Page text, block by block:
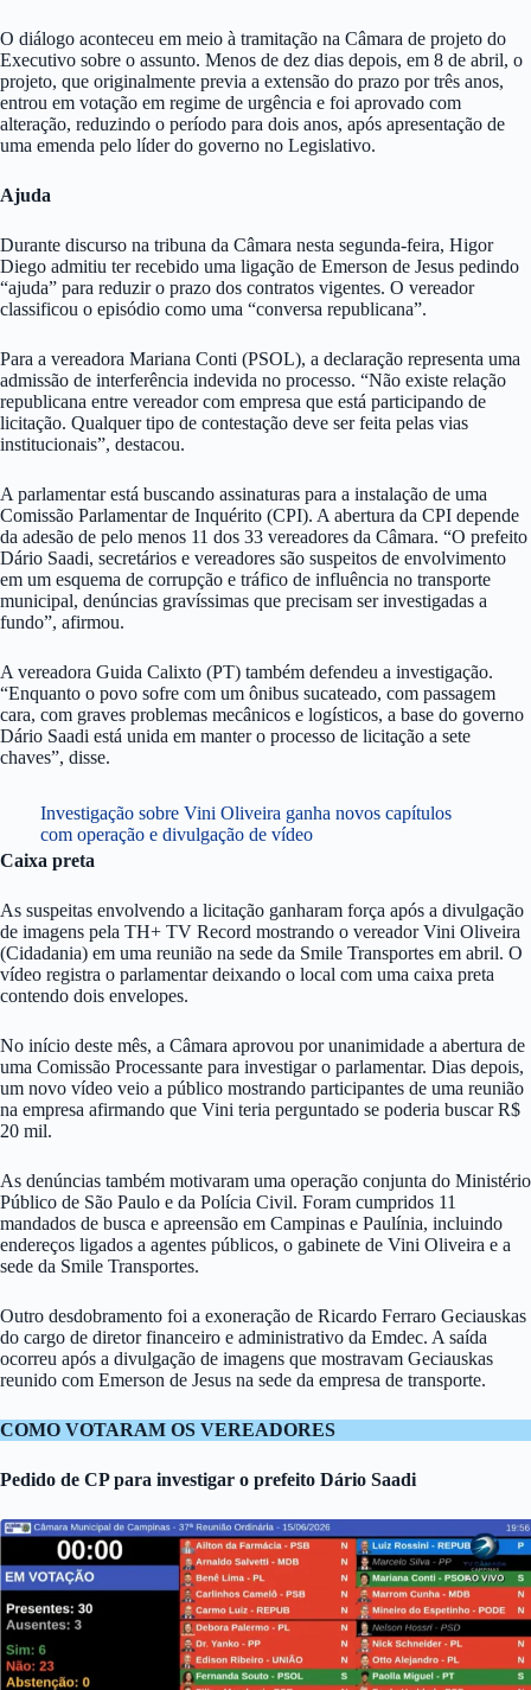
O diálogo aconteceu em meio à tramitação na Câmara de projeto do
Executivo sobre o assunto. Menos de dez dias depois, em 8 de abril, o
projeto, que originalmente previa a extensão do prazo por três anos,
entrou em votação em regime de urgência e foi aprovado com
alteração, reduzindo o período para dois anos, após apresentação de
uma emenda pelo líder do governo no Legislativo.
Ajuda
Durante discurso na tribuna da Câmara nesta segunda-feira, Higor
Diego admitiu ter recebido uma ligação de Emerson de Jesus pedindo
“ajuda” para reduzir o prazo dos contratos vigentes. O vereador
classificou o episódio como uma “conversa republicana”.
Para a vereadora Mariana Conti (PSOL), a declaração representa uma
admissão de interferência indevida no processo. “Não existe relação
republicana entre vereador com empresa que está participando de
licitação. Qualquer tipo de contestação deve ser feita pelas vias
institucionais”, destacou.
A parlamentar está buscando assinaturas para a instalação de uma
Comissão Parlamentar de Inquérito (CPI). A abertura da CPI depende
da adesão de pelo menos 11 dos 33 vereadores da Câmara. “O prefeito
Dário Saadi, secretários e vereadores são suspeitos de envolvimento
em um esquema de corrupção e tráfico de influência no transporte
municipal, denúncias gravíssimas que precisam ser investigadas a
fundo”, afirmou.
A vereadora Guida Calixto (PT) também defendeu a investigação.
“Enquanto o povo sofre com um ônibus sucateado, com passagem
cara, com graves problemas mecânicos e logísticos, a base do governo
Dário Saadi está unida em manter o processo de licitação a sete
chaves”, disse.
Investigação sobre Vini Oliveira ganha novos capítulos
com operação e divulgação de vídeo
Caixa preta
As suspeitas envolvendo a licitação ganharam força após a divulgação
de imagens pela TH+ TV Record mostrando o vereador Vini Oliveira
(Cidadania) em uma reunião na sede da Smile Transportes em abril. O
vídeo registra o parlamentar deixando o local com uma caixa preta
contendo dois envelopes.
No início deste mês, a Câmara aprovou por unanimidade a abertura de
uma Comissão Processante para investigar o parlamentar. Dias depois,
um novo vídeo veio a público mostrando participantes de uma reunião
na empresa afirmando que Vini teria perguntado se poderia buscar R$
20 mil.
As denúncias também motivaram uma operação conjunta do Ministério
Público de São Paulo e da Polícia Civil. Foram cumpridos 11
mandados de busca e apreensão em Campinas e Paulínia, incluindo
endereços ligados a agentes públicos, o gabinete de Vini Oliveira e a
sede da Smile Transportes.
Outro desdobramento foi a exoneração de Ricardo Ferraro Geciauskas
do cargo de diretor financeiro e administrativo da Emdec. A saída
ocorreu após a divulgação de imagens que mostravam Geciauskas
reunido com Emerson de Jesus na sede da empresa de transporte.
COMO VOTARAM OS VEREADORES
Pedido de CP para investigar o prefeito Dário Saadi